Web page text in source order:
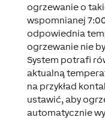
ogrzewanie o
wspomnianej
odpowiednia
ogrzewanie nie
System potrafi
aktualną
na przykład
ustawić, aby
automatycznie